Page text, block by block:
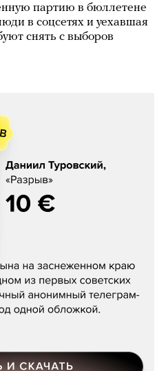
партию в бюллетене
в соцсетях и уехавшая
снять с выборов
«Разрыв»